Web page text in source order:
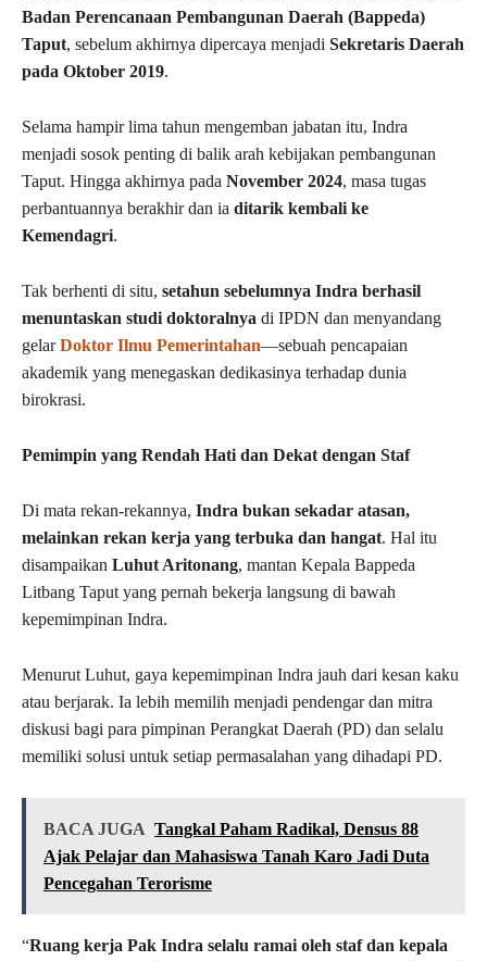
Badan Perencanaan Pembangunan Daerah (Bappeda)
Taput, sebelum akhirnya dipercaya menjadi Sekretaris Daerah
pada Oktober 2019.
Selama hampir lima tahun mengemban jabatan itu, Indra
menjadi sosok penting di balik arah kebijakan pembangunan
Taput. Hingga akhirnya pada November 2024, masa tugas
perbantuannya berakhir dan ia ditarik kembali ke
Kemendagri.
Tak berhenti di situ, setahun sebelumnya Indra berhasil
menuntaskan studi doktoralnya di IPDN dan menyandang
gelarDoktor Ilmu Pemerintahan—sebuah pencapaian
akademik yang menegaskan dedikasinya terhadap dunia
birokrasi.
Pemimpin yang Rendah Hati dan Dekat dengan Staf
Di mata rekan-rekannya, Indra bukan sekadar atasan,
melainkan rekan kerja yang terbuka dan hangat. Hal itu
disampaikan Luhut Aritonang, mantan Kepala Bappeda
Litbang Taput yang pernah bekerja langsung di bawah
kepemimpinan Indra.
Menurut Luhut, gaya kepemimpinan Indra jauh dari kesan kaku
atau berjarak. Ia lebih memilih menjadi pendengar dan mitra
diskusi bagi para pimpinan Perangkat Daerah (PD) dan selalu
memiliki solusi untuk setiap permasalahan yang dihadapi PD.
BACA JUGA Tangkal Paham Radikal, Densus 88
Ajak Pelajar dan Mahasiswa Tanah Karo Jadi Duta
Pencegahan Terorisme
“Ruang kerja Pak Indra selalu ramai oleh staf dan kepala